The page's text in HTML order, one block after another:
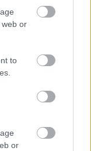
web or
to
or